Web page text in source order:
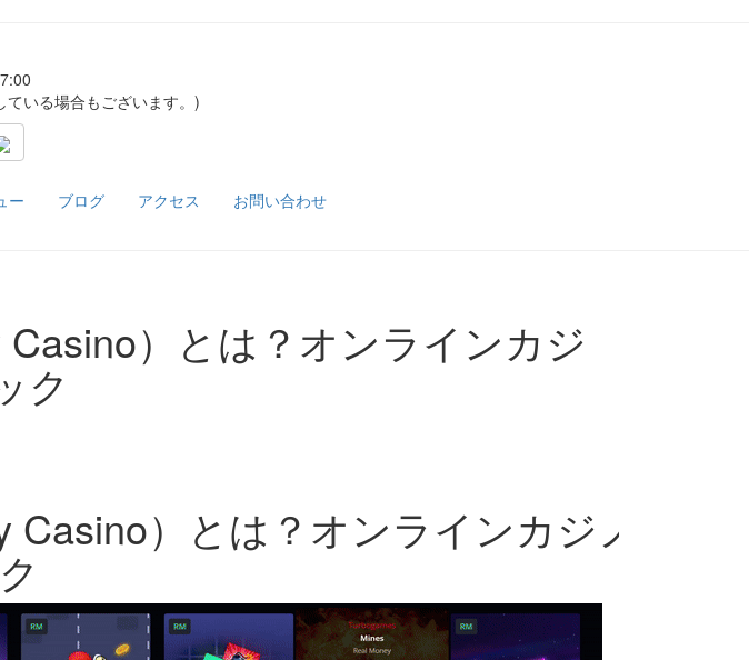
いる場合もございます。)
ー ブログ アクセス お問い合わせ
Casino）とは？オンラインカジ
ク
Casino）とは？オンラインカジノ